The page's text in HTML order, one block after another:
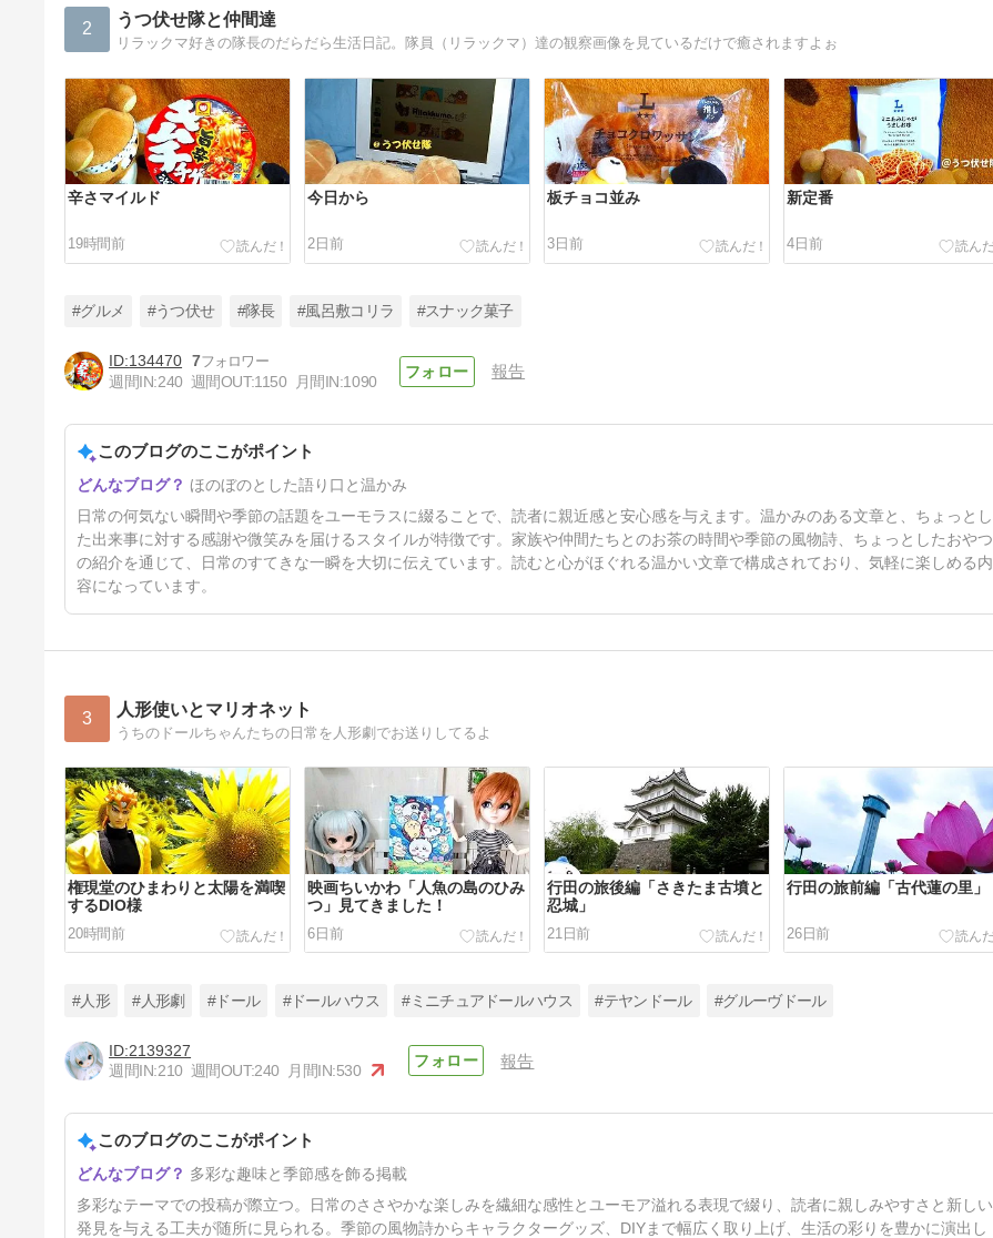
2 うつ伏せ隊と仲間達
リラックマ好きの隊長のだらだら生活日記。隊員（リラックマ）達の観察画像を見ているだけで癒されますよぉ
辛さマイルド
19時間前
今日から
2日前
板チョコ並み
3日前
新定番
4日前
5日前
#グルメ #うつ伏せ #隊長 #風呂敷コリラ #スナック菓子
134470 7
週間IN:240 週間OUT:1150 月間IN:1090
報告
このブログのここがポイント
ほのぼのとした語り口と温かみ
日常の何気ない瞬間や季節の話題をユーモラスに綴ることで、読者に親近感と安心感を与えます。温かみのある文章と、ちょっとし
た出来事に対する感謝や微笑みを届けるスタイルが特徴です。家族や仲間たちとのお茶の時間や季節の風物詩、ちょっとしたおやつ
の紹介を通じて、日常のすてきな一瞬を大切に伝えています。読むと心がほぐれる温かい文章で構成されており、気軽に楽しめる内
容になっています。
3 人形使いとマリオネット
うちのドールちゃんたちの日常を人形劇でお送りしてるよ
権現堂のひまわりと太陽を満喫
するDIO様
20時間前
映画ちいかわ「人魚の島のひみ
つ」見てきました！
6日前
行田の旅後編「さきたま古墳と
忍城」
21日前
行田の旅前編「古代蓮の里」
26日前
30日前
#人形 #人形劇 #ドール #ドールハウス #ミニチュアドールハウス #テヤンドール #グルーヴドール
2139327
週間IN:210 週間OUT:240 月間IN:530
報告
このブログのここがポイント
多彩な趣味と季節感を飾る掲載
多彩なテーマでの投稿が際立つ。日常のささやかな楽しみを繊細な感性とユーモア溢れる表現で綴り、読者に親しみやすさと新しい
発見を与える工夫が随所に見られる。季節の風物詩からキャラクターグッズ、DIYまで幅広く取り上げ、生活の彩りを豊かに演出し